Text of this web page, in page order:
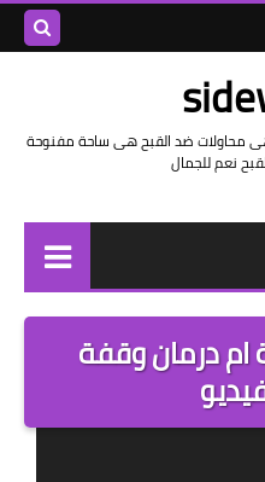
محاولات ضد القبح هى ساحة مفنوحة
نعم للجمال
توثيق وتاريخ
بيانات
تقارير
درمان وقفة